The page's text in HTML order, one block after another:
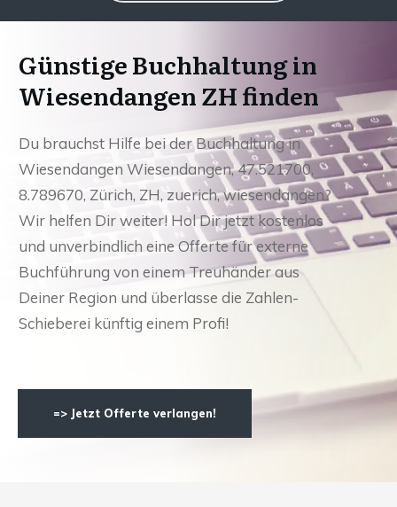
Günstige Buchhaltung in
Wiesendangen ZH finden
Du brauchst Hilfe bei der Buchhaltung in
Wiesendangen Wiesendangen, 47.521700,
8.789670, Zürich, ZH, zuerich, wiesendangen?
Wir helfen Dir weiter! Hol Dir jetzt kostenlos
und unverbindlich eine Offerte für externe
Buchführung von einem Treuhänder aus
Deiner Region und überlasse die Zahlen-
Schieberei künftig einem Profi!
=> Jetzt Offerte verlangen!